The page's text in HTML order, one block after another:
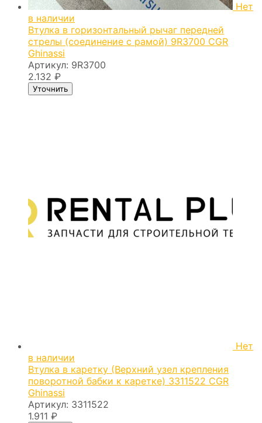
Нет
в наличии
Втулка в горизонтальный рычаг передней
стрелы (соединение с рамой) 9R3700 CGR
Ghinassi
Артикул: 9R3700
2.132 ₽
Уточнить
Нет
в наличии
Втулка в каретку (Верхний узел крепления
поворотной бабки к каретке) 3311522 CGR
Ghinassi
Артикул: 3311522
1.911 ₽